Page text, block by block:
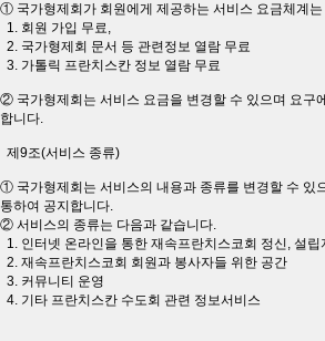
① 국가형제회가 회원에게 제공하는 서비스 요금체계
1. 회원 가입 무료,
2. 국가형제회 문서 등 관련정보 열람 무료
3. 가톨릭 프란치스칸 정보 열람 무료
② 국가형제회는 서비스 요금을 변경할 수 있으며 요구
합니다.
제9조(서비스 종류)
① 국가형제회는 서비스의 내용과 종류를 변경할 수 있
통하여 공지합니다.
② 서비스의 종류는 다음과 같습니다.
1. 인터넷 온라인을 통한 재속프란치스코회 정신, 설
2. 재속프란치스코회 회원과 봉사자들 위한 공간
3. 커뮤니티 운영
4. 기타 프란치스칸 수도회 관련 정보서비스